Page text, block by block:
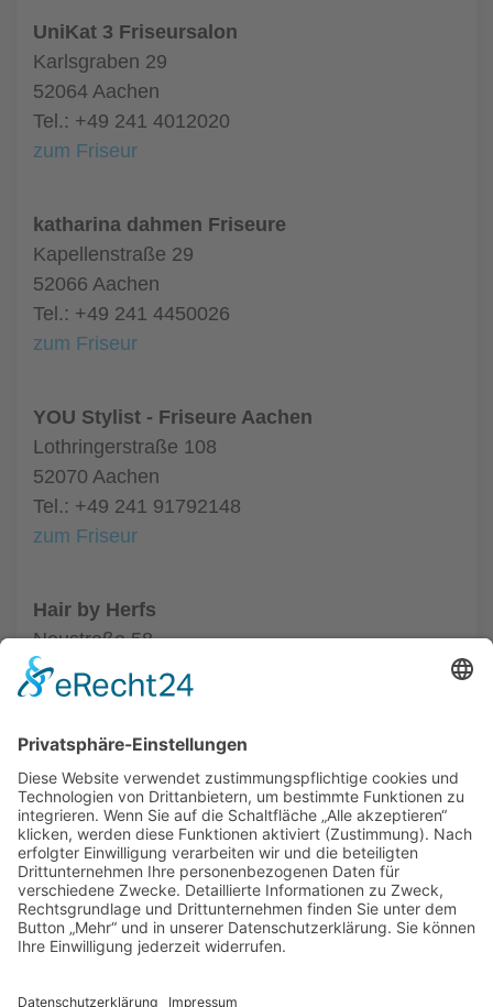
UniKat 3 Friseursalon
Karlsgraben 29
52064 Aachen
Tel.: +49 241 4012020
zum Friseur
katharina dahmen Friseure
Kapellenstraße 29
52066 Aachen
Tel.: +49 241 4450026
zum Friseur
YOU Stylist - Friseure Aachen
Lothringerstraße 108
52070 Aachen
Tel.: +49 241 91792148
zum Friseur
Hair by Herfs
Neustraße 58
52066 Aachen
Tel.: +49 241 63342
ALLGEMEIN
FRISEURE